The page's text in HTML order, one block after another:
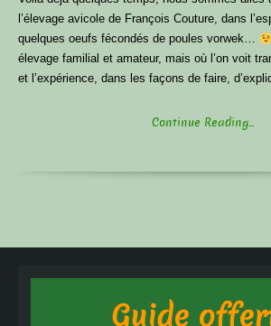
l’élevage avicole de François Couture, dans
quelques oeufs fécondés de poules vorwek…
élevage familial et amateur, mais où l’on voit
et l’expérience, dans les façons de faire,
Continue Reading...
Guide